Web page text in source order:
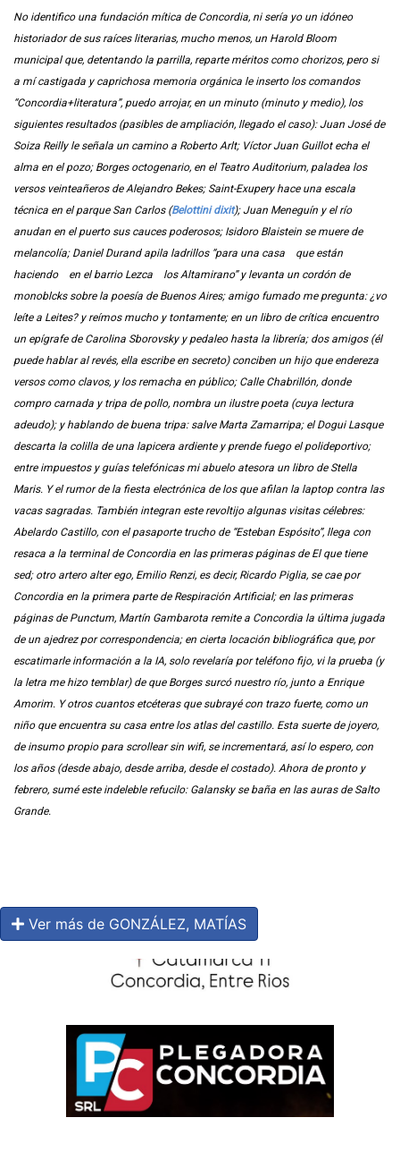
No identifico una fundación mítica de Concordia, ni sería yo un idóneo
historiador de sus raíces literarias, mucho menos, un Harold Bloom
municipal que, detentando la parrilla, reparte méritos como chorizos, pero si
a mí castigada y caprichosa memoria orgánica le inserto los comandos
“Concordia+literatura”, puedo arrojar, en un minuto (minuto y medio), los
siguientes resultados (pasibles de ampliación, llegado el caso): Juan José de
Soiza Reilly le señala un camino a Roberto Arlt; Víctor Juan Guillot echa el
alma en el pozo; Borges octogenario, en el Teatro Auditorium, paladea los
versos veinteañeros de Alejandro Bekes; Saint-Exupery hace una escala
técnica en el parque San Carlos (Belottini dixit); Juan Meneguín y el río
anudan en el puerto sus cauces poderosos; Isidoro Blaistein se muere de
melancolía; Daniel Durand apila ladrillos “para una casa que están
haciendo en el barrio Lezca los Altamirano” y levanta un cordón de
monoblcks sobre la poesía de Buenos Aires; amigo fumado me pregunta: ¿vo
leíte a Leites? y reímos mucho y tontamente; en un libro de crítica encuentro
un epígrafe de Carolina Sborovsky y pedaleo hasta la librería; dos amigos (él
puede hablar al revés, ella escribe en secreto) conciben un hijo que endereza
versos como clavos, y los remacha en público; Calle Chabrillón, donde
compro carnada y tripa de pollo, nombra un ilustre poeta (cuya lectura
adeudo); y hablando de buena tripa: salve Marta Zamarripa; el Dogui Lasque
descarta la colilla de una lapicera ardiente y prende fuego el polideportivo;
entre impuestos y guías telefónicas mi abuelo atesora un libro de Stella
Maris. Y el rumor de la fiesta electrónica de los que afilan la laptop contra las
vacas sagradas. También integran este revoltijo algunas visitas célebres:
Abelardo Castillo, con el pasaporte trucho de “Esteban Espósito”, llega con
resaca a la terminal de Concordia en las primeras páginas de El que tiene
sed; otro artero alter ego, Emilio Renzi, es decir, Ricardo Piglia, se cae por
Concordia en la primera parte de Respiración Artificial; en las primeras
páginas de Punctum, Martín Gambarota remite a Concordia la última jugada
de un ajedrez por correspondencia; en cierta locación bibliográfica que, por
escatimarle información a la IA, solo revelaría por teléfono fijo, vi la prueba (y
la letra me hizo temblar) de que Borges surcó nuestro río, junto a Enrique
Amorim. Y otros cuantos etcéteras que subrayé con trazo fuerte, como un
niño que encuentra su casa entre los atlas del castillo. Esta suerte de joyero,
de insumo propio para scrollear sin wifi, se incrementará, así lo espero, con
los años (desde abajo, desde arriba, desde el costado). Ahora de pronto y
febrero, sumé este indeleble refucilo: Galansky se baña en las auras de Salto
Grande.
Ver más de GONZÁLEZ, MATÍAS